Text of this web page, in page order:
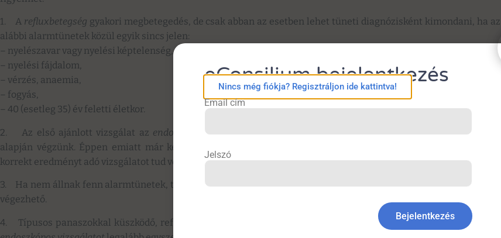
1. A refluxbetegség gyakori megbetegedés, de csak abban az esetben lehet tüneti diagnózisként kimondani, ha az
alábbi alarmtünetek közül egyik sincs jelen:
– nyelészavar vagy nyelési képtelenség,
– nyelési fájdalom,
– vérzés, anaemia,
– fogyás,
– 40 (esetleg 35) év feletti életkor.
2. Az első ajánlott vizsgálat az endoszkópia. Gyomorröntgen-vizsgálatot manapság csak speciális indikációk
alapján végzünk. Éppen emiatt már kevés az olyan radiológus kolléga, aki kellő tapasztalattal rendelkezik, és
korrekt eredményt adó vizsgálatot tud végezni.
3. Ha nem állnak fenn alarmtünetek, típusos panaszok esetén az úgynevezettprotonpumpainhibitor-próba
végezhető.
4. Típusos panaszokkal küszködő, refluxos, alarmtünetektől nem szenvedő beteg esetében is el kell végezni az
eConsilium bejelentkezés
Nincs még fiókja? Regisztráljon ide kattintva!
Email cím
Jelszó
Bejelentkezés